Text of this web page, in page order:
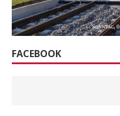
FACEBOOK